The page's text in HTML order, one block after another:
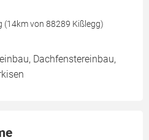
(14km von 88289 Kißlegg)
Dachfenstereinbau,